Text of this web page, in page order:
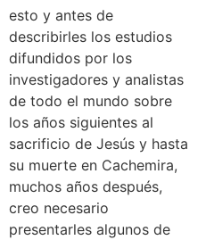
esto y antes de
describirles los estudios
difundidos por los
investigadores y analistas
de todo el mundo sobre
los años siguientes al
sacrificio de Jesús y hasta
su muerte en Cachemira,
muchos años después,
creo necesario
presentarles algunos de